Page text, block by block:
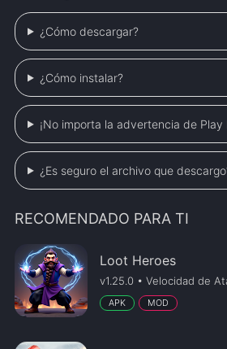
¿Cómo descargar?
¿Cómo instalar?
¡No importa la advertencia de Play
¿Es seguro el archivo que
RECOMENDADO PARA TI
Loot Heroes
v1.25.0 • Velocidad de
APK MOD